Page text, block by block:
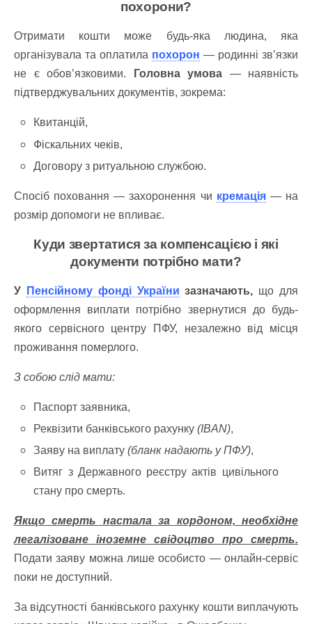
похорони?
Отримати кошти може будь-яка людина, яка
організувала та оплатила похорон — родинні зв’язки
не є обов’язковими.
Головна умова — наявність
підтверджувальних документів, зокрема:
Квитанцій,
Фіскальних чеків,
Договору з ритуальною службою.
Спосіб поховання — захоронення чи кремація— на
розмір допомоги не впливає.
Куди звертатися за компенсацією і які
документи потрібно мати?
У Пенсійному фонді України зазначають, що для
оформлення виплати потрібно звернутися до будь-
якого сервісного центру ПФУ, незалежно від місця
проживання померлого.
З собою слід мати:
Паспорт заявника,
Реквізити банківського рахунку(IBAN),
Заяву на виплату(бланк надають у ПФУ),
Витяг з Державного реєстру актів цивільного
стану про смерть.
Якщо смерть настала за кордоном, необхідне
легалізоване іноземне свідоцтво про смерть.
Подати заяву можна лише особисто — онлайн-сервіс
поки не доступний.
За відсутності банківського рахунку кошти виплачують